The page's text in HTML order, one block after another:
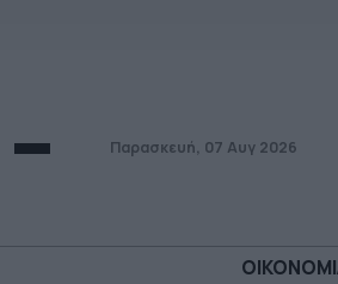
Παρασκευή, 07 Αυγ 2026